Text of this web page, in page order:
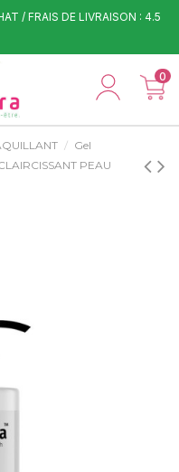
/ FRAIS DE LIVRAISON : 4.5
0
Gel
PEAU